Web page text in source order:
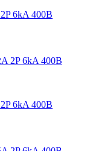
6kA 400В
6kA 400В